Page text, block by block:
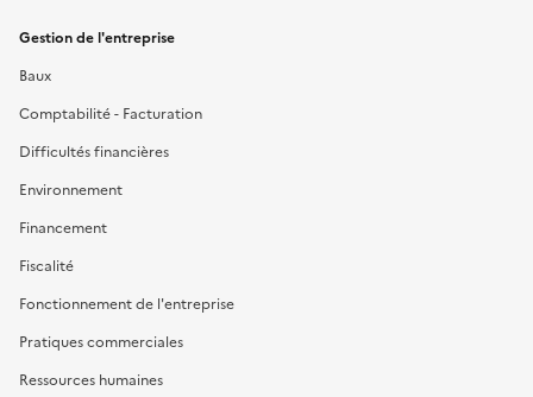
Gestion de l'entreprise
Baux
Comptabilité - Facturation
Difficultés financières
Environnement
Financement
Fiscalité
Fonctionnement de l'entreprise
Pratiques commerciales
Ressources humaines